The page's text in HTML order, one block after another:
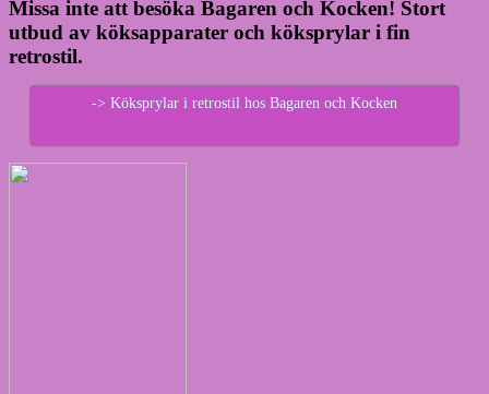
Missa inte att besöka Bagaren och Kocken! Stort
utbud av köksapparater och köksprylar i fin
retrostil.
-> Köksprylar i retrostil hos Bagaren och Kocken